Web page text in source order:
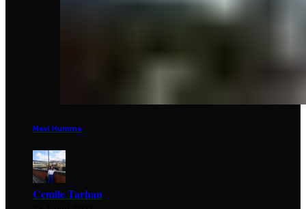
Mavi Humma
Cemile Tarhan